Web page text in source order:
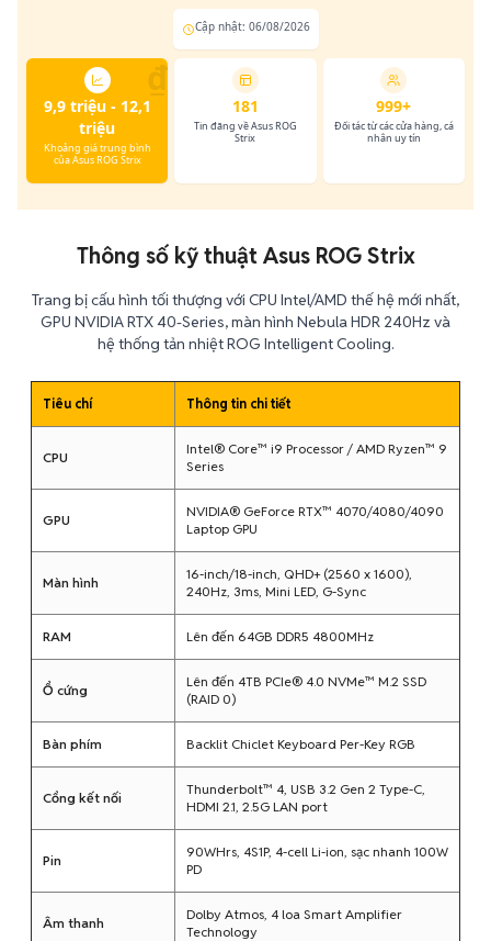
Cập nhật: 06/08/2026
₫
9,9 triệu - 12,1
triệu
Khoảng giá trung bình
của Asus ROG Strix
181
Tin đăng về Asus ROG
Strix
999+
Đối tác từ các cửa hàng, cá
nhân uy tín
Thông số kỹ thuật Asus ROG Strix
Trang bị cấu hình tối thượng với CPU Intel/AMD thế hệ mới nhất,
GPU NVIDIA RTX 40-Series, màn hình Nebula HDR 240Hz và
hệ thống tản nhiệt ROG Intelligent Cooling.
Tiêu chí Thông tin chi tiết
CPU
Intel® Core™ i9 Processor / AMD Ryzen™ 9
Series
GPU
NVIDIA® GeForce RTX™ 4070/4080/4090
Laptop GPU
Màn hình
16-inch/18-inch, QHD+ (2560 x 1600),
240Hz, 3ms, Mini LED, G-Sync
RAM Lên đến 64GB DDR5 4800MHz
Ổ cứng
Lên đến 4TB PCIe® 4.0 NVMe™ M.2 SSD
(RAID 0)
Bàn phím Backlit Chiclet Keyboard Per-Key RGB
Cổng kết nối
Thunderbolt™ 4, USB 3.2 Gen 2 Type-C,
HDMI 2.1, 2.5G LAN port
Pin
90WHrs, 4S1P, 4-cell Li-ion, sạc nhanh 100W
PD
Âm thanh
Dolby Atmos, 4 loa Smart Amplifier
Technology